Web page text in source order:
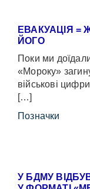
ЕВАКУАЦІЯ
ЙОГО
Поки ми
«Мороку»
військові
[…]
Позначки
У БДМУ